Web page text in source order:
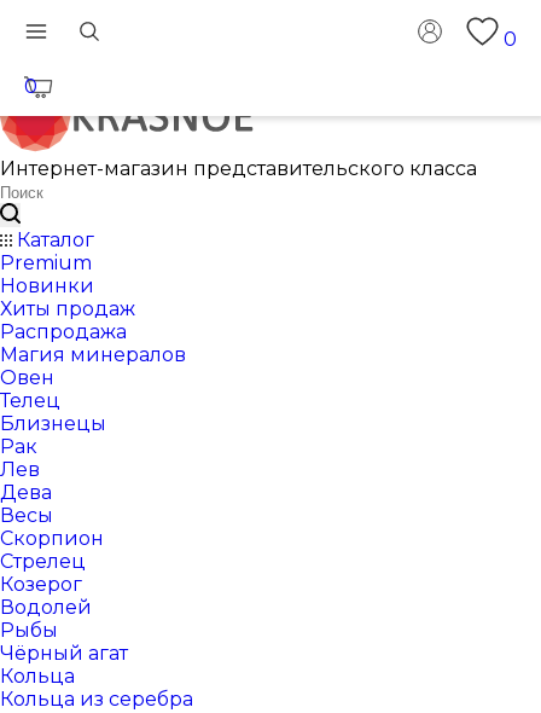
0
0
Интернет-магазин представительского класса
Каталог
Premium
Новинки
Хиты продаж
Распродажа
Магия минералов
Овен
Телец
Близнецы
Рак
Лев
Дева
Весы
Скорпион
Стрелец
Козерог
Водолей
Рыбы
Чёрный агат
Кольца
Кольца из серебра